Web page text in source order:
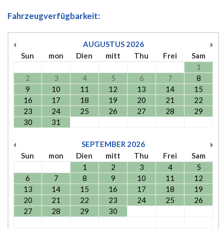
Fahrzeugverfügbarkeit:
AUGUSTUS 2026
Sun
mon Dien mitt Thu Frei
Sam
1
2
3 4 5 6 7
8
9
10 11 12 13 14
15
16
17 18 19 20 21
22
23
24 25 26 27 28
29
30
31
SEPTEMBER 2026
Sun
mon Dien mitt Thu Frei
Sam
1
2 3 4
5
6
7 8 9 10 11
12
13
14 15 16 17 18
19
20
21 22 23 24 25
26
27
28 29 30